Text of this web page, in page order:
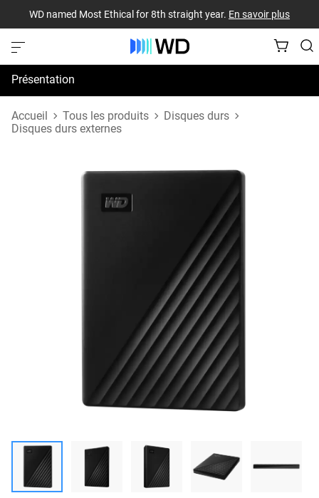
WD named Most Ethical for 8th straight year. En savoir plus
Présentation
Spécifications
Accueil Tous les produits
Disques durs
Disques durs externes